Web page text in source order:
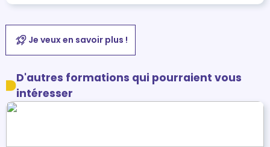
Je veux en savoir plus !
D'autres formations qui pourraient vous
intéresser